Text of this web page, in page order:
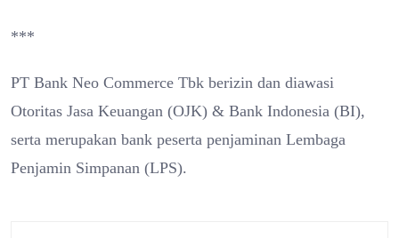
***
PT Bank Neo Commerce Tbk berizin dan diawasi
Otoritas Jasa Keuangan (OJK) & Bank Indonesia (BI),
serta merupakan bank peserta penjaminan Lembaga
Penjamin Simpanan (LPS).